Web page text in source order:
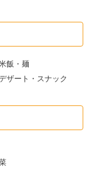
飯・麺
ザート・スナック